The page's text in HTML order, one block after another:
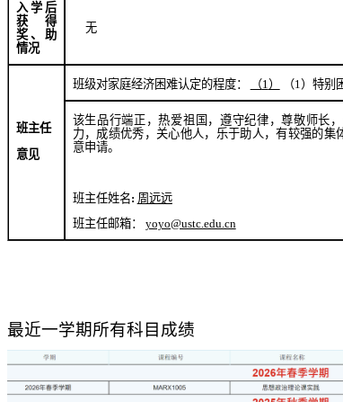
入学后
获得
奖、助
情况
无
班主任
意见
班级对家庭经济困难认定的程度： （1） （1）特别
该生品行端正，热爱祖国，遵守纪律，尊敬师长
力，成绩优秀，关心他人，乐于助人，有较强的集
意申请。
班主任姓名: 周远远
班主任邮箱： yoyo@ustc.edu.cn
最近一学期所有科目成绩